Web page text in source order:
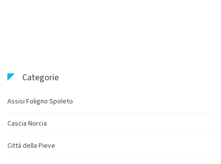
Categorie
Assisi Foligno Spoleto
Cascia Norcia
Città della Pieve